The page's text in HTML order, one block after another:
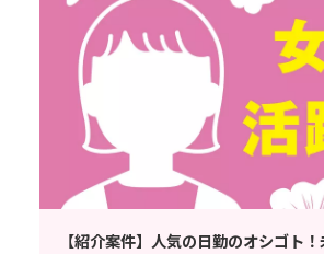
【紹介案件】人気の日勤のオシゴト